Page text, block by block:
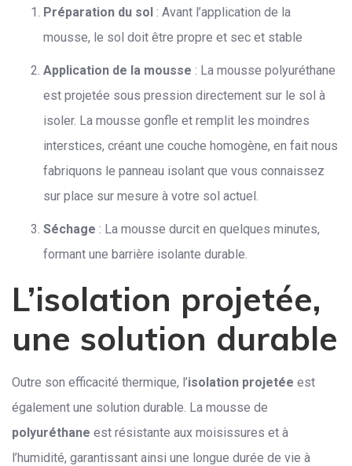
Préparation du sol : Avant l’application de la
mousse, le sol doit être propre et sec et stable
Application de la mousse : La mousse polyuréthane
est projetée sous pression directement sur le sol à
isoler. La mousse gonfle et remplit les moindres
interstices, créant une couche homogène, en fait nous
fabriquons le panneau isolant que vous connaissez
sur place sur mesure à votre sol actuel.
Séchage : La mousse durcit en quelques minutes,
formant une barrière isolante durable.
L’isolation projetée,
une solution durable
Outre son efficacité thermique, l’isolation projetée est
également une solution durable. La mousse de
polyuréthane est résistante aux moisissures et à
l’humidité, garantissant ainsi une longue durée de vie à